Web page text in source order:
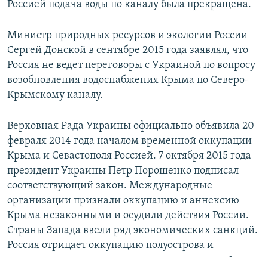
Россией подача воды по каналу была прекращена.
Министр природных ресурсов и экологии России
Сергей Донской в сентябре 2015 года заявлял, что
Россия не ведет переговоры с Украиной по вопросу
возобновления водоснабжения Крыма по Северо-
Крымскому каналу.
Верховная Рада Украины официально объявила 20
февраля 2014 года началом временной оккупации
Крыма и Севастополя Россией. 7 октября 2015 года
президент Украины Петр Порошенко подписал
соответствующий закон. Международные
организации признали оккупацию и аннексию
Крыма незаконными и осудили действия России.
Страны Запада ввели ряд экономических санкций.
Россия отрицает оккупацию полуострова и